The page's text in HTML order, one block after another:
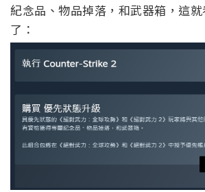
紀念品、物品掉落，和武器箱，這
了：